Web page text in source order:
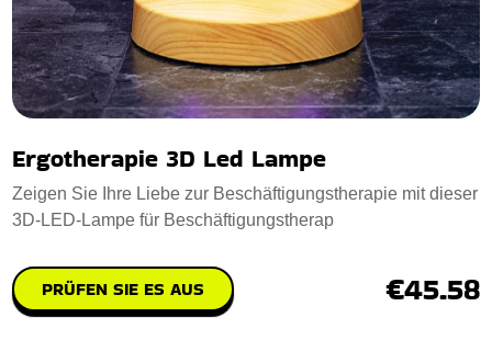
Ergotherapie 3D Led Lampe
Zeigen Sie Ihre Liebe zur Beschäftigungstherapie mit dieser
3D-LED-Lampe für Beschäftigungstherap
PRÜFEN SIE ES AUS €45.58